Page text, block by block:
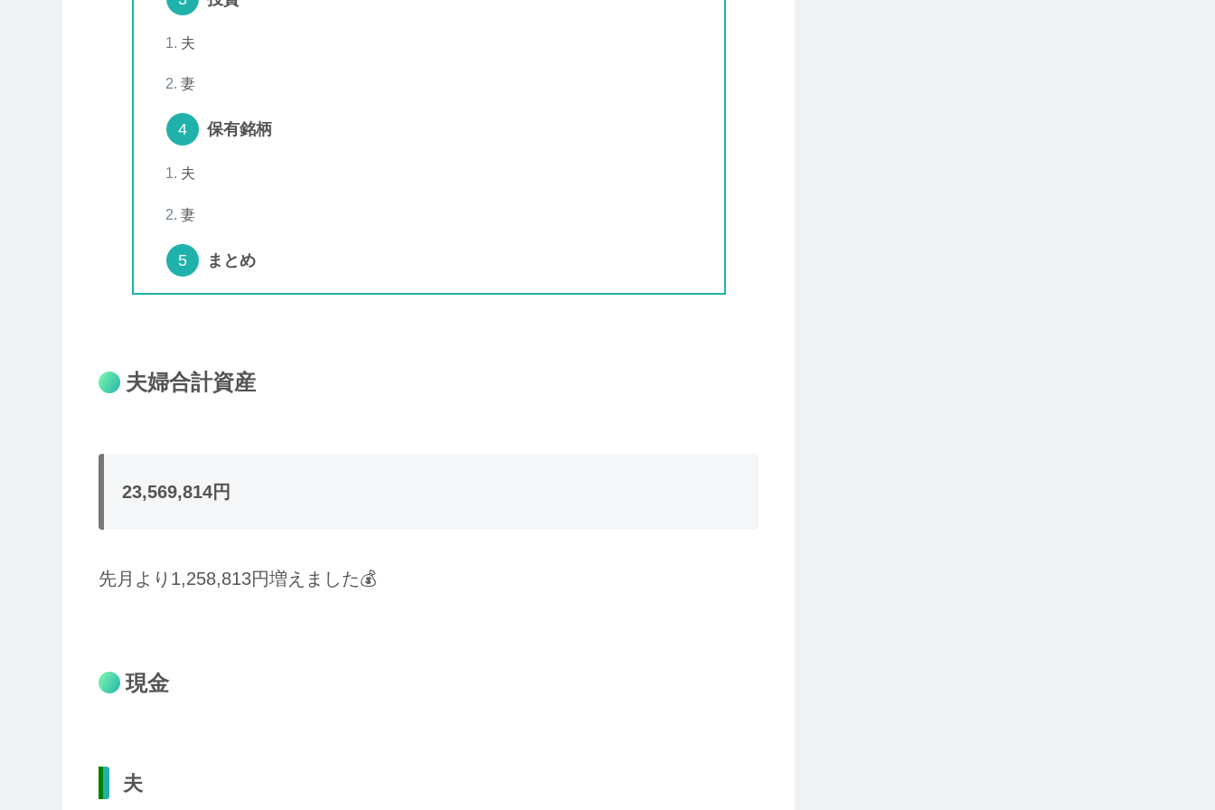
夫
妻
保有銘柄
夫
妻
まとめ
夫婦合計資産
23,569,814円
先月より1,258,813円増えました💰
現金
夫